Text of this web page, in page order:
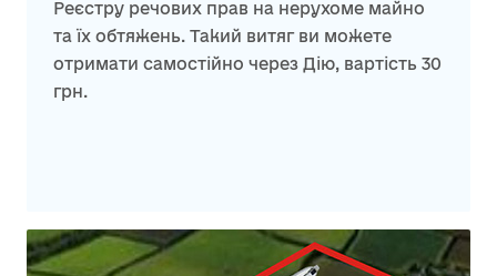
Реєстру речових прав на нерухоме майно
та їх обтяжень. Такий витяг ви можете
отримати самостійно через Дію, вартість 30
грн.